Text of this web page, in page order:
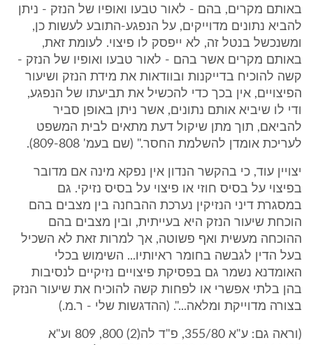
באותם מקרים, בהם - לאור טבעו ואופיו של הנזק - ניתן
להביא נתונים מדוייקים, על הנפגע-התובע לעשות כן,
ומשנכשל בנטל זה, לא ייפסק לו פיצוי. לעומת זאת,
באותם מקרים אשר בהם - לאור טבעו ואופיו של הנזק -
קשה להוכיח בדייקנות ובוודאות את מידת הנזק ושיעור
הפיצויים, אין בכך כדי להכשיל את תביעתו של הנפגע,
ודי לו שיביא אותם נתונים, אשר ניתן באופן סביר
להביאם, תוך מתן שיקול דעת מתאים לבית המשפט
לעריכת אומדן להשלמת החסר." (שם בעמ' 809-808).
יצויין עוד, כי בהקשר הנדון אין נפקא מינה אם מדובר
בפיצוי על בסיס חוזי או פיצוי על בסיס נזיקי. גם
במסגרת דיני הנזיקין נערכת ההבחנה בין מצבים בהם
הוכחת שיעור הנזק היא בעייתית, ובין מצבים בהם
ההוכחה מעשית ואף פשוטה, אך למרות זאת לא השכיל
בעל הדין לגבשה בחומר ראיותיו... השימוש בכלי
האומדנא נשמר גם בפסיקת פיצויים נזיקיים לנסיבות
בהן בלתי אפשרי או לפחות קשה להוכיח את שיעור הנזק
בצורה מדוייקת ומלאה...". (ההדגשות שלי - ר.מ.)
(וראה גם: ע"א 355/80, פ"ד לה(2) 800, 809 וע"א